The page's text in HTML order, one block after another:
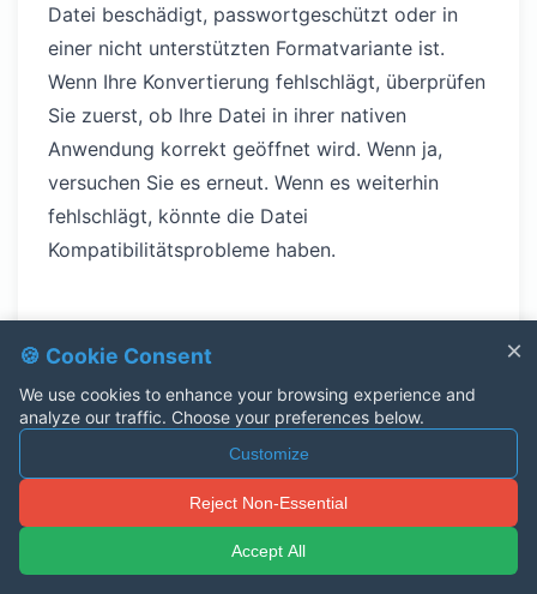
Datei beschädigt, passwortgeschützt oder in
einer nicht unterstützten Formatvariante ist.
Wenn Ihre Konvertierung fehlschlägt, überprüfen
Sie zuerst, ob Ihre Datei in ihrer nativen
Anwendung korrekt geöffnet wird. Wenn ja,
versuchen Sie es erneut. Wenn es weiterhin
fehlschlägt, könnte die Datei
Kompatibilitätsprobleme haben.
Konvertierungen
Hier sind einige Best Practices, die Ihre
Konvertierungsergebnisse verbessern:
Mit Qualitäts-Quelldateien Beginnen
Je besser Ihre Quelldatei, desto besser Ihre
Konvertierung. Ein gut formatiertes Word-
🍪 Cookie Consent
We use cookies to enhance your browsing experience and
analyze our traffic. Choose your preferences below.
Customize
Reject Non-Essential
Accept All
×